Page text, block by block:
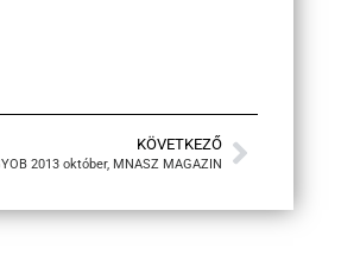
KÖVETKEZŐ
2013 október, MNASZ MAGAZIN